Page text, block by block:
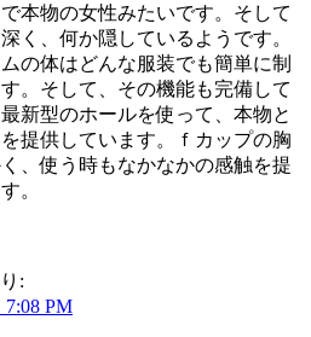
本物の女性みたいです。そして
く、何か隠しているようです。
の体はどんな服装でも簡単に制
。そして、その機能も完備して
新型のホールを使って、本物と
提供しています。ｆカップの胸
、使う時もなかなかの感触を提
。
:
7:08 PM